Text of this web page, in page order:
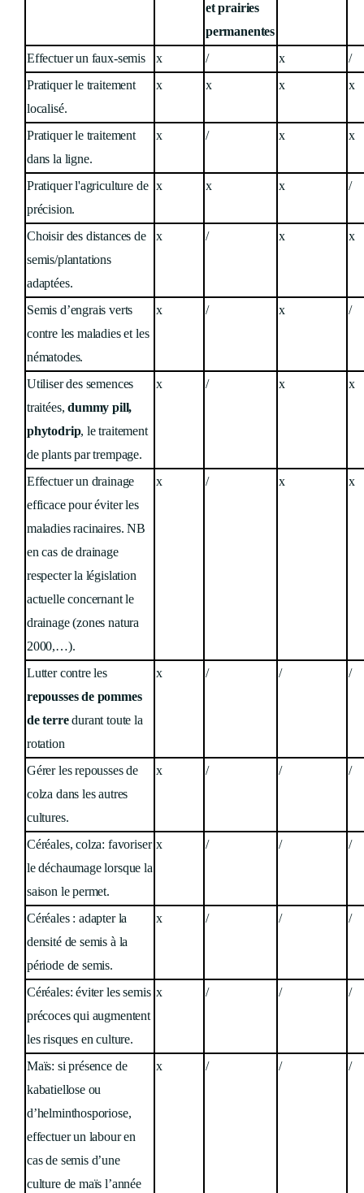
et prairies
permanentes
Effectuer un faux-semis x / x
/
Pratiquer le traitement
localisé.
x x x x
Pratiquer le traitement
dans la ligne.
x / x x
Pratiquer l'agriculture de
précision.
x x x /
Choisir des distances de
semis/plantations
adaptées.
x / x x
Semis d’engrais verts
contre les maladies et les
nématodes.
x / x /
Utiliser des semences
traitées,dummy pill,
phytodrip, le traitement
de plants par trempage.
x / x x
Effectuer un drainage
efficace pour éviter les
maladies racinaires. NB
en cas de drainage
respecter la législation
actuelle concernant le
drainage (zones natura
2000,…).
x / x x
Lutter contre les
repousses de pommes
de terredurant toute la
rotation
x / / /
Gérer les repousses de
colza dans les autres
cultures.
x / / /
Céréales, colza: favoriser
le déchaumage lorsque la
saison le permet.
x / / /
Céréales : adapter la
densité de semis à la
période de semis.
x / / /
Céréales: éviter les semis
précoces qui augmentent
les risques en culture.
x / / /
Maïs: si présence de
kabatiellose ou
d’helminthosporiose,
effectuer un labour en
cas de semis d’une
culture de maïs l’année
x / / /